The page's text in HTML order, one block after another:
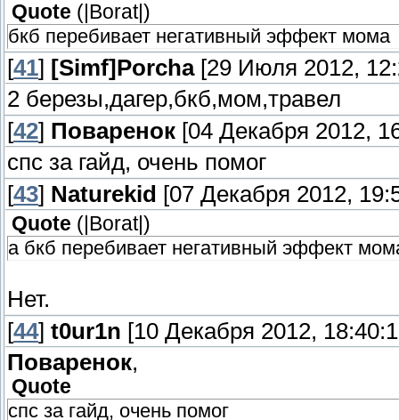
Quote ( |Borat| )
бкб перебивает негативный эффект мома
[41] [Simf]Porcha[29 Июля 2012,
2 березы,дагер,бкб,мом,травел
[42] Поваренок [04 Декабря 2012,
спс за гайд, очень помог
[43] Naturekid [07 Декабря 2012,
Quote ( |Borat| )
а бкб перебивает негативный эффект
Нет.
[44] t0ur1n [10 Декабря 2012,
Поваренок,
Quote
спс за гайд, очень помог